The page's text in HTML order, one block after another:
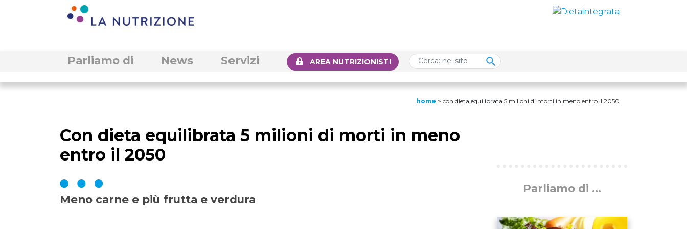
Parliamo di News Servizi AREA NUTRIZIONISTI
home > con dieta equilibrata 5 milioni di morti in meno entro il 2050
Con dieta equilibrata 5 milioni di morti in meno
entro il 2050
Meno carne e più frutta e verdura
Parliamo di ...